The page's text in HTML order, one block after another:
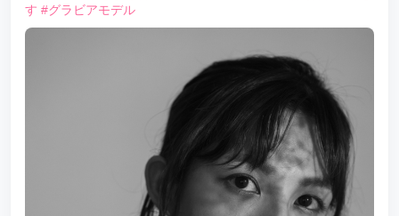
す #グラビアモデル